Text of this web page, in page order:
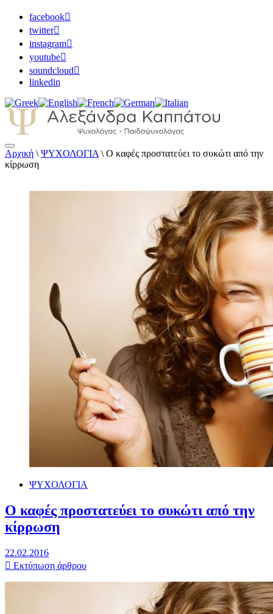
facebook
twitter
instagram
youtube
soundcloud
linkedin
Αλεξάνδρα Καππάτου Ψυχολόγος –
Παιδοψυχολόγος
Αρχική \ ΨΥΧΟΛΟΓΙΑ \ Ο καφές προστατεύει το συκώτι από την
κίρρωση
ΨΥΧΟΛΟΓΙΑ
Ο καφές προστατεύει το συκώτι από την
κίρρωση
22.02.2016
Εκτύπωση άρθρου